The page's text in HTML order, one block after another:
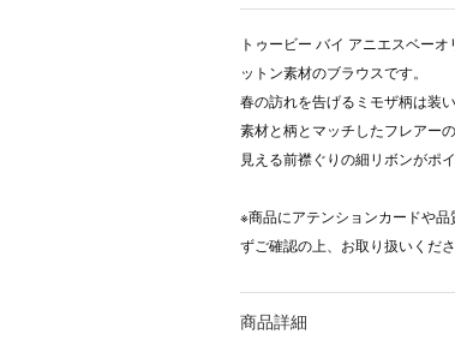
トゥービー バイ アニエスベー
ットン素材のブラウスです。
春の訪れを告げるミモザ柄は装
素材と柄とマッチしたフレアー
見える前襟ぐりの細リボンがポイ
※商品にアテンションカードや
ずご確認の上、お取り扱いくださ
商品詳細